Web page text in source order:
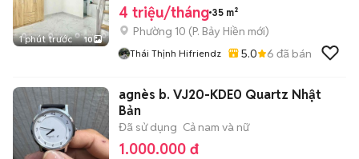
1 phút trước 10
4 triệu/tháng 35 m²
Phường 10 (P. Bảy Hiền mới)
Thái Thịnh Hifriendz 5.0 6 đã bán
agnès b. VJ20-KDE0 Quartz Nhật
Bản
Đã sử dụng Cả nam và nữ
1.000.000 đ